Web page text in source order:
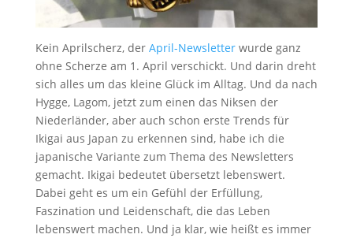
Kein Aprilscherz, der April-Newsletterwurde ganz
ohne Scherze am 1. April verschickt. Und darin dreht
sich alles um das kleine Glück im Alltag. Und da nach
Hygge, Lagom, jetzt zum einen das Niksen der
Niederländer, aber auch schon erste Trends für
Ikigai aus Japan zu erkennen sind, habe ich die
japanische Variante zum Thema des Newsletters
gemacht. Ikigai bedeutet übersetzt lebenswert.
Dabei geht es um ein Gefühl der Erfüllung,
Faszination und Leidenschaft, die das Leben
lebenswert machen. Und ja klar, wie heißt es immer